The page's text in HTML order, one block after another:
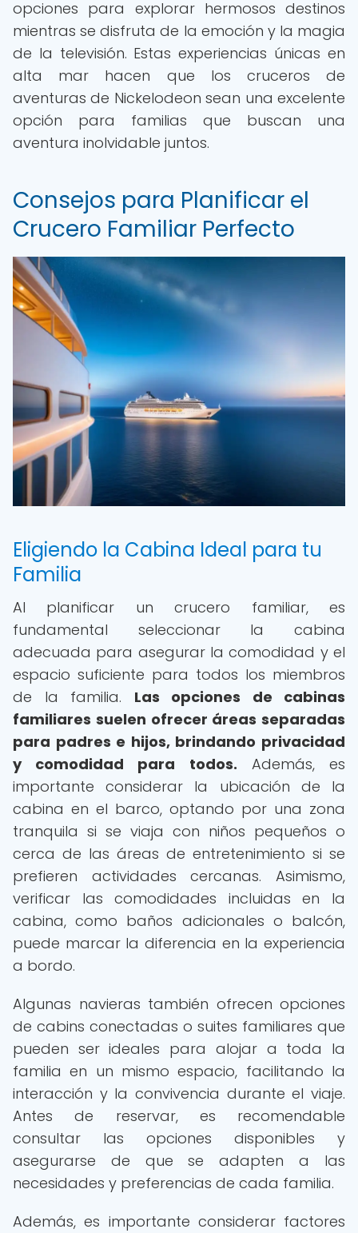
opciones para explorar hermosos destinos
mientras se disfruta de la emoción y la magia
de la televisión. Estas experiencias únicas en
alta mar hacen que los cruceros de
aventuras de Nickelodeon sean una excelente
opción para familias que buscan una
aventura inolvidable juntos.
Consejos para Planificar el
Crucero Familiar Perfecto
Eligiendo la Cabina Ideal para tu
Familia
Al planificar un crucero familiar, es
fundamental seleccionar la cabina
adecuada para asegurar la comodidad y el
espacio suficiente para todos los miembros
de la familia. Las opciones de cabinas
familiares suelen ofrecer áreas separadas
para padres e hijos, brindando privacidad
y comodidad para todos. Además, es
importante considerar la ubicación de la
cabina en el barco, optando por una zona
tranquila si se viaja con niños pequeños o
cerca de las áreas de entretenimiento si se
prefieren actividades cercanas. Asimismo,
verificar las comodidades incluidas en la
cabina, como baños adicionales o balcón,
puede marcar la diferencia en la experiencia
a bordo.
Algunas navieras también ofrecen opciones
de cabins conectadas o suites familiares que
pueden ser ideales para alojar a toda la
familia en un mismo espacio, facilitando la
interacción y la convivencia durante el viaje.
Antes de reservar, es recomendable
consultar las opciones disponibles y
asegurarse de que se adapten a las
necesidades y preferencias de cada familia.
Además, es importante considerar factores